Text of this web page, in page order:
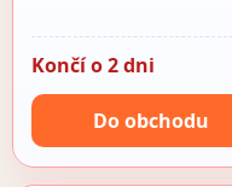
Končí o 2 dni
Do obchodu